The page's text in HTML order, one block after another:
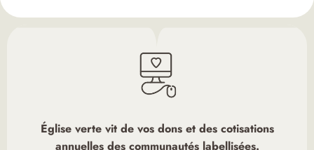
Église verte vit de vos dons et des cotisations
annuelles des communautés labellisées.